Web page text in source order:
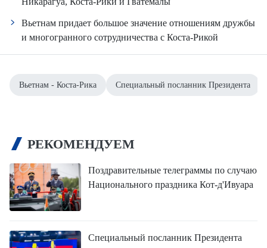
Вьетнам придает большое значение отношениям дружбы
и многогранного сотрудничества с Коста-Рикой
Вьетнам - Коста-Рика Специальный посланник Президента
РЕКОМЕНДУЕМ
Поздравительные телеграммы по случаю
Национального праздника Кот-д'Ивуара
Специальный посланник Президента